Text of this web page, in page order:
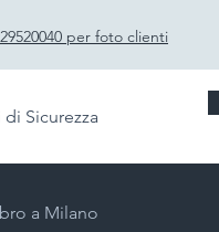
per foto clienti
Sicurezza
a Milano